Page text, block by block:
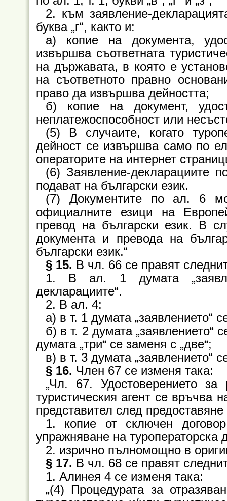
2. към заявление-
буква „г“, както и:
а) копие на документа,
извършва съответната
на държавата, в която е
на съответното правно
право да извършва дейността;
б) копие на документ,
неплатежоспособност или
(5) В случаите, когато
дейност се извършва само по
операторите на интернет
(6) Заявление-декларациите
подават на български език.
(7) Документите по ал. 6
официалните езици на
превод на български език. В
документа и превода на
български език.“
§ 15. В чл. 66 се правят
1. В ал. 1 думата
декларациите“.
2. В ал. 4:
а) в т. 1 думата „заявлението“
б) в т. 2 думата „заявлението“
думата „три“ се заменя с „две“;
в) в т. 3 думата „заявлението“
§ 16. Член 67 се изменя така:
„Чл. 67. Удостоверението за
туристическия агент се връчва
представител след предоставяне
1. копие от сключен
упражняване на туроператорска
2. изрично пълномощно в
§ 17. В чл. 68 се правят
1. Алинея 4 се изменя така:
„(4) Процедурата за